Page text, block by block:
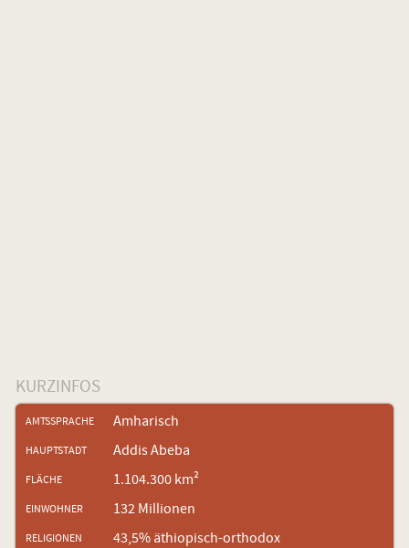
KURZINFOS
AMTSSPRACHE Amharisch
HAUPTSTADT Addis Abeba
FLÄCHE 1.104.300 km²
EINWOHNER 132 Millionen
RELIGIONEN
43,5% äthiopisch-orthodox